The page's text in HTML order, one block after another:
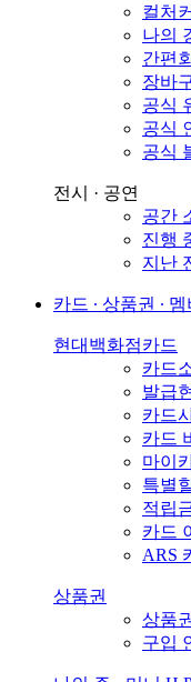
컬처
나의
간편
장바
공식
공식
공식
전시 · 공연
공간
진행
지난
카드 ∙ 상품권 ∙ 멤
현대백화점카드
카드
발급
카드
카드
마이
특별
적립
카드
ARS
상품권
상품
구입